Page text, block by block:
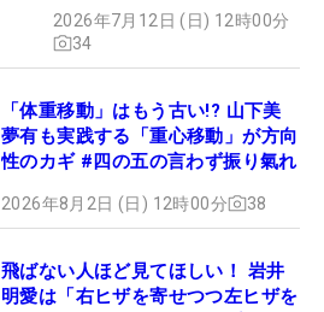
2026年7月12日 (日) 12時00分
34
「体重移動」はもう古い!? 山下美
夢有も実践する「重心移動」が方向
性のカギ #四の五の言わず振り氣れ
2026年8月2日 (日) 12時00分 38
飛ばない人ほど見てほしい！ 岩井
明愛は「右ヒザを寄せつつ左ヒザを